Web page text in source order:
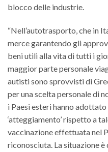
blocco delle industrie.
“Nell’autotrasporto, che in
merce garantendo gli
beni utili alla vita di tutti i
maggior parte personale
autisti sono sprovvisti di
per una scelta personale di
i Paesi esteri hanno
‘atteggiamento’ rispetto a
vaccinazione effettuata nel
riconosciuta. La situazione